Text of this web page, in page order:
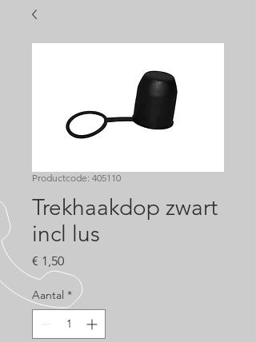
Productcode: 405110
Trekhaakdop zwart
incl lus
€ 1,50Prijs
Aantal *